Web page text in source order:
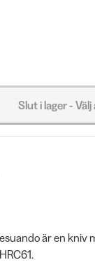
Slut i lager -
är en kniv